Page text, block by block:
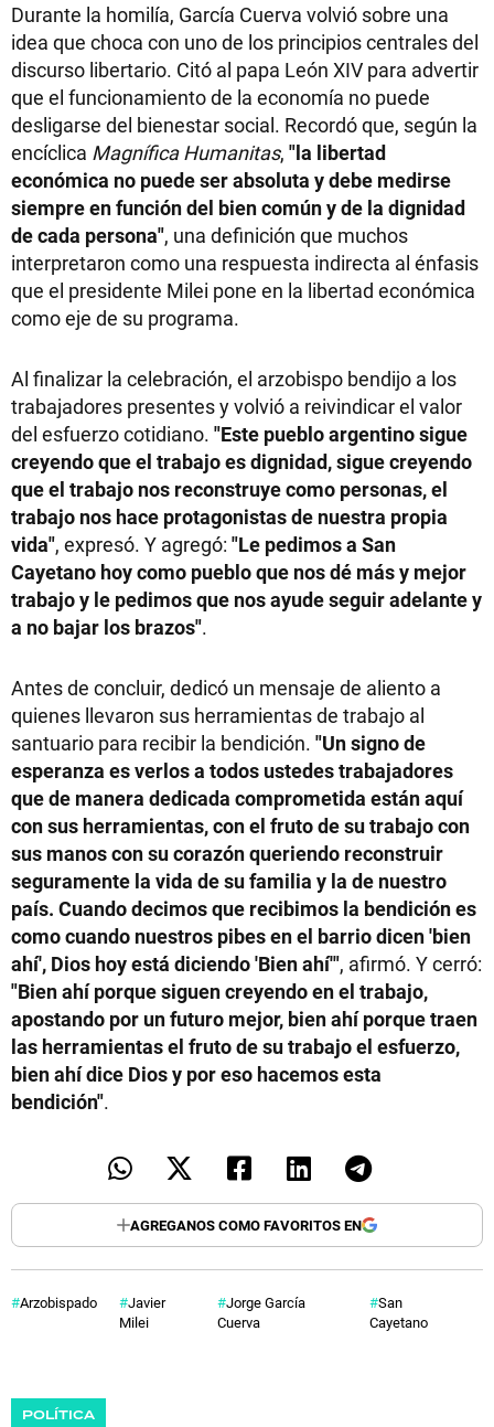
Durante la homilía, García Cuerva volvió sobre una
idea que choca con uno de los principios centrales del
discurso libertario. Citó al papa León XIV para advertir
que el funcionamiento de la economía no puede
desligarse del bienestar social. Recordó que, según la
encíclica Magnífica Humanitas, "la libertad
económica no puede ser absoluta y debe medirse
siempre en función del bien común y de la dignidad
de cada persona", una definición que muchos
interpretaron como una respuesta indirecta al énfasis
que el presidente Milei pone en la libertad económica
como eje de su programa.
Al finalizar la celebración, el arzobispo bendijo a los
trabajadores presentes y volvió a reivindicar el valor
del esfuerzo cotidiano. "Este pueblo argentino sigue
creyendo que el trabajo es dignidad, sigue creyendo
que el trabajo nos reconstruye como personas, el
trabajo nos hace protagonistas de nuestra propia
vida", expresó. Y agregó: "Le pedimos a San
Cayetano hoy como pueblo que nos dé más y mejor
trabajo y le pedimos que nos ayude seguir adelante y
a no bajar los brazos".
Antes de concluir, dedicó un mensaje de aliento a
quienes llevaron sus herramientas de trabajo al
santuario para recibir la bendición. "Un signo de
esperanza es verlos a todos ustedes trabajadores
que de manera dedicada comprometida están aquí
con sus herramientas, con el fruto de su trabajo con
sus manos con su corazón queriendo reconstruir
seguramente la vida de su familia y la de nuestro
país. Cuando decimos que recibimos la bendición es
como cuando nuestros pibes en el barrio dicen 'bien
ahí', Dios hoy está diciendo 'Bien ahí'", afirmó. Y cerró:
"Bien ahí porque siguen creyendo en el trabajo,
apostando por un futuro mejor, bien ahí porque traen
las herramientas el fruto de su trabajo el esfuerzo,
bien ahí dice Dios y por eso hacemos esta
bendición".
AGREGANOS COMO FAVORITOS EN
Arzobispado
Javier
Milei
Jorge García
Cuerva
San
Cayetano
POLÍTICA